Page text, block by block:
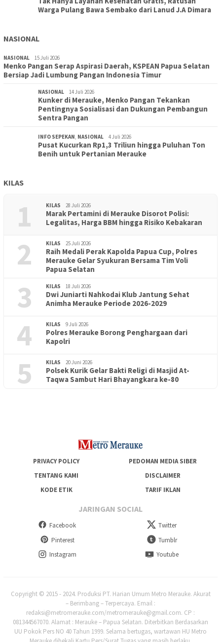
Warga Pulang Bawa Sembako dari Lanud J.A Dimara
NASIONAL
NASIONAL 15 Juli 2026
Menko Pangan Serap Aspirasi Daerah, KSPEAN Papua Selatan
Bersiap Jadi Lumbung Pangan Indonesia Timur
NASIONAL 14 Juli 2026
Kunker di Merauke, Menko Pangan Tekankan
Pentingnya Sosialisasi dan Dukungan Pembangun
Sentra Pangan
INFO SEPEKAN NASIONAL 4 Juli 2026
Pusat Kucurkan Rp1,3 Triliun hingga Puluhan Ton
Benih untuk Pertanian Merauke
KILAS
1 KILAS 28 Juli 2026
Marak Pertamini di Merauke Disorot Polisi:
Legalitas, Harga BBM hingga Risiko Kebakaran
2 KILAS 25 Juli 2026
Raih Medali Perak Kapolda Papua Cup, Polres
Merauke Gelar Syukuran Bersama Tim Voli
Papua Selatan
3 KILAS 18 Juli 2026
Dwi Juniarti Nahkodai Klub Jantung Sehat
Animha Merauke Periode 2026-2029
4 KILAS 9 Juli 2026
Polres Merauke Borong Penghargaan dari
Kapolri
5 KILAS 20 Juni 2026
Polsek Kurik Gelar Bakti Religi di Masjid At-
Taqwa Sambut Hari Bhayangkara ke-80
PENDIDIKAN 18 Juni 2026
Lepas Puluhan Peserta Didik, TK Yapis 2 Merauke Siapkan
PRIVACY POLICY
PEDOMAN MEDIA SIBER
TENTANG KAMI
DISCLAIMER
KODE ETIK
TARIF IKLAN
JARINGAN SOCIAL
Facebook
Twitter
Pinterest
Tumblr
Instagram
Youtube
Copyright © 2015 - 2024. Produksi PT. Harian Umum Metro Merauke. Akurat
– Berimbang – Terpercaya. Email :
redaksi@metromerauke.com/metromerauke@gmail.com. CP :
081344567070. Alamat : Merauke – Papua Selatan. Diterbitkan Berdasarkan
UU Pokok Pers NO 40 Tahun 1999. Selama bertugas, wartawan HU Metro